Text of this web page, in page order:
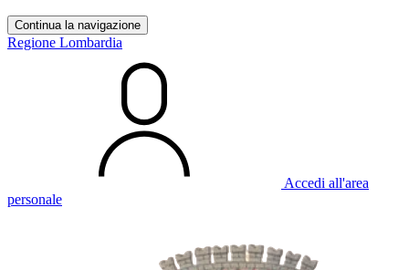
Continua la navigazione
Regione Lombardia
Accedi all'area
personale